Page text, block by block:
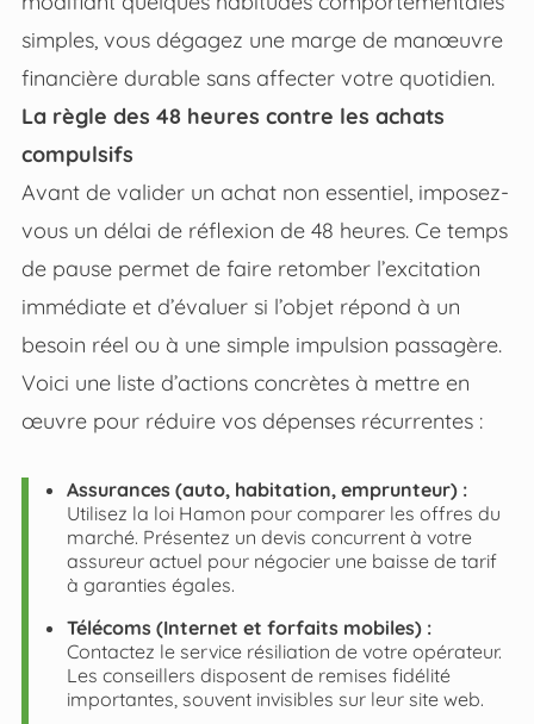
simples, vous dégagez une marge de manœuvre
financière durable sans affecter votre quotidien.
La règle des 48 heures contre les achats
compulsifs
Avant de valider un achat non essentiel, imposez-
vous un délai de réflexion de 48 heures. Ce temps
de pause permet de faire retomber l’excitation
immédiate et d’évaluer si l’objet répond à un
besoin réel ou à une simple impulsion passagère.
Voici une liste d’actions concrètes à mettre en
œuvre pour réduire vos dépenses récurrentes :
Assurances (auto, habitation, emprunteur) :
Utilisez la loi Hamon pour comparer les offres du
marché. Présentez un devis concurrent à votre
assureur actuel pour négocier une baisse de tarif
à garanties égales.
Télécoms (Internet et forfaits mobiles) :
Contactez le service résiliation de votre opérateur.
Les conseillers disposent de remises fidélité
importantes, souvent invisibles sur leur site web.